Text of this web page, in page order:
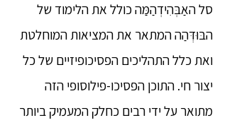
סל האַבְּהִידְהַמַּה כולל את הלימוד של
הבּוּדְּהַה המתאר את המציאות המוחלטת
ואת כלל התהליכים הפסיכופיזיים של כל
יצור חי. התוכן הפסיכו-פילוסופי הזה
מתואר על ידי רבים כחלק המעמיק ביותר